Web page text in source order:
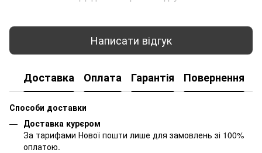
Написати відгук
Доставка Оплата Гарантія Повернення
Способи доставки
Доставка курєром
За тарифами Нової пошти лише для замовлень зі 100%
оплатою.